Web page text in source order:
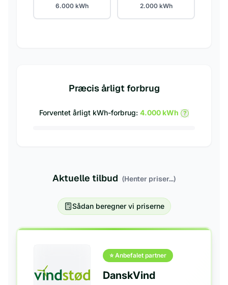
6.000 kWh
2.000kWh
Præcis årligt forbrug
Forventet årligt kWh-forbrug: 4.000kWh ?
Aktuelle tilbud (Henter priser...)
Sådan beregner vi priserne
⭐ Anbefalet partner
DanskVind